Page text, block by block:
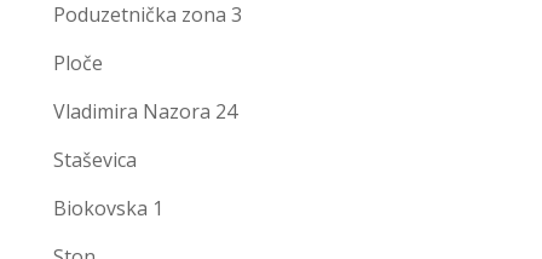
Poduzetnička zona 3
Ploče
Vladimira Nazora 24
Staševica
Biokovska 1